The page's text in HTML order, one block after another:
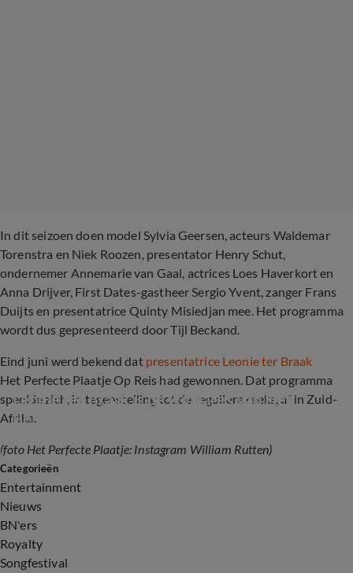
In dit seizoen doen model Sylvia Geersen, acteurs Waldemar
Torenstra en Niek Roozen, presentator Henry Schut,
ondernemer Annemarie van Gaal, actrices Loes Haverkort en
Anna Drijver, First Dates-gastheer Sergio Yvent, zanger Frans
Duijts en presentatrice Quinty Misiedjan mee. Het programma
wordt dus gepresenteerd door Tijl Beckand.
Eind juni werd bekend dat presentatrice Leonie ter Braak
Het Perfecte Plaatje Op Reis had gewonnen. Dat programma
speelde zich, in tegenstelling tot de reguliere reeks, af in Zuid-
Afrika.
2:40
Leonie ter Braak is de winnares van Het
Perfecte Plaatje
(foto Het Perfecte Plaatje: Instagram William Rutten)
Categorieën
Entertainment
Nieuws
BN'ers
Royalty
Songfestival